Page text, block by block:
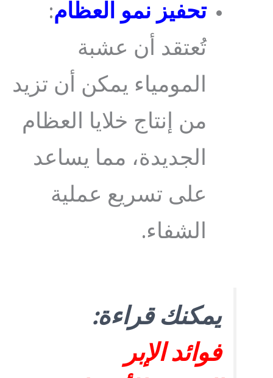
تحفيز نمو العظام:
تُعتقد أن عشبة
المومياء يمكن أن تزيد
من إنتاج خلايا العظام
الجديدة، مما يساعد
على تسريع عملية
الشفاء.
يمكنك قراءة:
فوائد الإبر